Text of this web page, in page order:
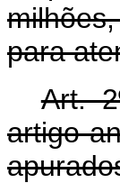
para
Art.
artigo